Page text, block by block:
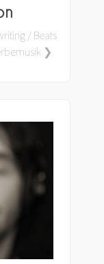
/ Beats
❯